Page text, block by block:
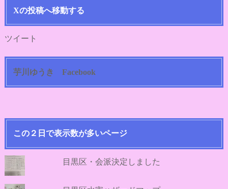
Xの投稿へ移動する
ツイート
芋川ゆうき Facebook
この２日で表示数が多いページ
目黒区・会派決定しました